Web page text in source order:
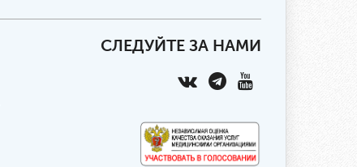
СЛЕДУЙТЕ ЗА НАМИ